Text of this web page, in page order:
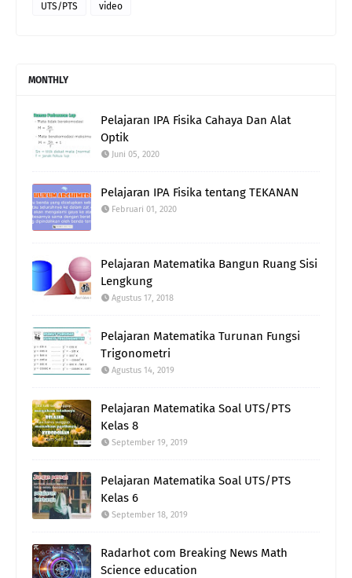
UTS/PTS video
MONTHLY
Pelajaran IPA Fisika Cahaya Dan Alat
Optik
Juni 05, 2020
Pelajaran IPA Fisika tentang TEKANAN
Februari 01, 2020
Pelajaran Matematika Bangun Ruang Sisi
Lengkung
Agustus 17, 2018
Pelajaran Matematika Turunan Fungsi
Trigonometri
Agustus 14, 2019
Pelajaran Matematika Soal UTS/PTS
Kelas 8
September 19, 2019
Pelajaran Matematika Soal UTS/PTS
Kelas 6
September 18, 2019
Radarhot com Breaking News Math
Science education